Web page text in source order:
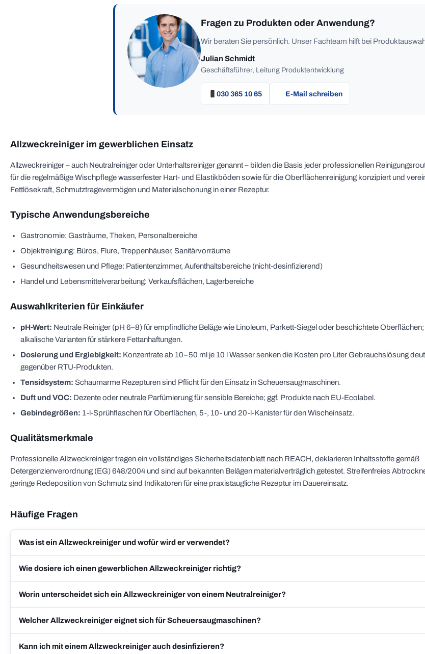
Fragen zu Produkten oder Anwendung?
Wir beraten Sie persönlich. Unser Fachteam hilft bei
Julian Schmidt
Geschäftsführer, Leitung Produktentwicklung
030 365 10 65 E-Mail schreiben
Allzweckreiniger im gewerblichen Einsatz
Allzweckreiniger – auch Neutralreiniger oder Unterhaltsreiniger genannt – bilden die Basis jeder professionellen
für die regelmäßige Wischpflege wasserfester Hart- und Elastikböden sowie für die Oberflächenreinigung konzipiert und
Fettlösekraft, Schmutztragevermögen und Materialschonung in einer Rezeptur.
Typische Anwendungsbereiche
Gastronomie: Gasträume, Theken, Personalbereiche
Objektreinigung: Büros, Flure, Treppenhäuser, Sanitärvorräume
Gesundheitswesen und Pflege: Patientenzimmer, Aufenthaltsbereiche (nicht-desinfizierend)
Handel und Lebensmittelverarbeitung: Verkaufsflächen, Lagerbereiche
Auswahlkriterien für Einkäufer
pH-Wert: Neutrale Reiniger (pH 6–8) für empfindliche Beläge wie Linoleum, Parkett-Siegel oder beschichtete
alkalische Varianten für stärkere Fettanhaftungen.
Dosierung und Ergiebigkeit: Konzentrate ab 10–50 ml je 10 l Wasser senken die Kosten pro Liter Gebrauchslösung
gegenüber RTU-Produkten.
Tensidsystem: Schaumarme Rezepturen sind Pflicht für den Einsatz in Scheuersaugmaschinen.
Duft und VOC: Dezente oder neutrale Parfümierung für sensible Bereiche; ggf. Produkte nach EU-Ecolabel.
Gebindegrößen: 1-l-Sprühflaschen für Oberflächen, 5-, 10- und 20-l-Kanister für den Wischeinsatz.
Qualitätsmerkmale
Professionelle Allzweckreiniger tragen ein vollständiges Sicherheitsdatenblatt nach REACH, deklarieren Inhaltsstoffe gemäß
Detergenzienverordnung (EG) 648/2004 und sind auf bekannten Belägen materialverträglich getestet. Streifenfreies
geringe Redeposition von Schmutz sind Indikatoren für eine praxistaugliche Rezeptur im Dauereinsatz.
Häufige Fragen
Was ist ein Allzweckreiniger und wofür wird er verwendet?
Wie dosiere ich einen gewerblichen Allzweckreiniger richtig?
Worin unterscheidet sich ein Allzweckreiniger von einem Neutralreiniger?
Welcher Allzweckreiniger eignet sich für Scheuersaugmaschinen?
Kann ich mit einem Allzweckreiniger auch desinfizieren?